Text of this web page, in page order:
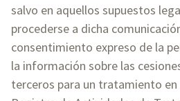
salvo en aquellos supuestos
procederse a dicha
consentimiento expreso de la
la información sobre las
terceros para un tratamiento